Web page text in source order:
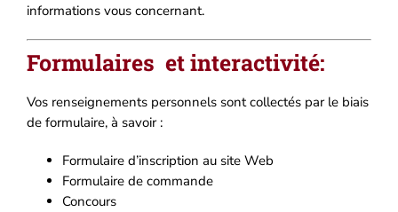
informations vous concernant.
Formulaires et interactivité:
Vos renseignements personnels sont collectés par le biais
de formulaire, à savoir :
Formulaire d’inscription au site Web
Formulaire de commande
Concours